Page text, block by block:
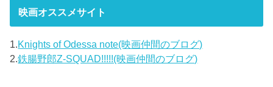
映画オススメサイト
1.Knights of Odessa note(映画仲間のブログ)
2.鉄腸野郎Z-SQUAD!!!!!(映画仲間のブログ)